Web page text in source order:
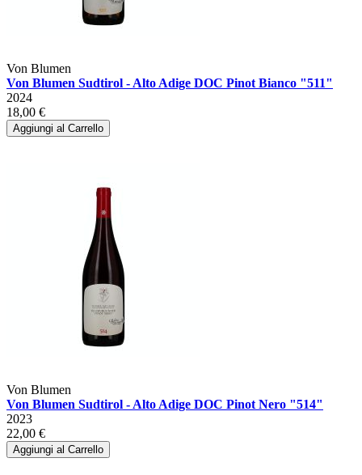
Von Blumen
Von Blumen Sudtirol - Alto Adige DOC Pinot Bianco "511"
2024
18,00 €
Aggiungi al Carrello
Von Blumen
Von Blumen Sudtirol - Alto Adige DOC Pinot Nero "514"
2023
22,00 €
Aggiungi al Carrello